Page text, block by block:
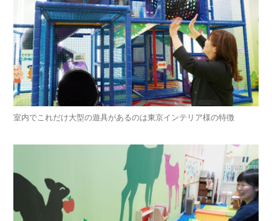
室内でこれだけ大型の遊具があるのは東京インテリア様の特徴